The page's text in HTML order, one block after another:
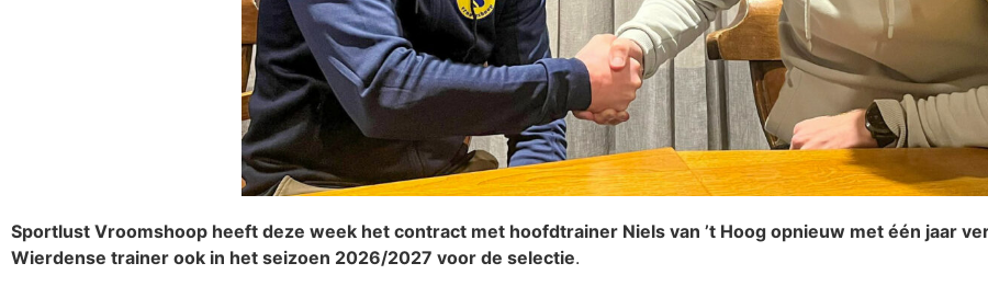
Sportlust Vroomshoop heeft deze week het contract met hoofdtrainer Niels van ’t Hoog opnieuw met één jaar
Wierdense trainer ook in het seizoen 2026/2027 voor de selectie.